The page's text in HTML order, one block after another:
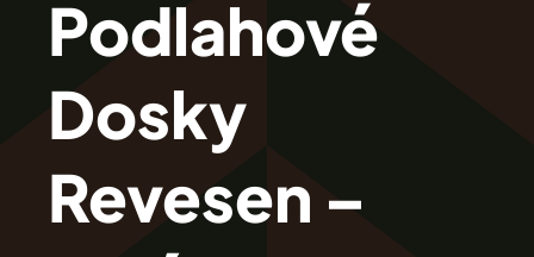
Revesen
Kolekcie
Trieda Podláh
Podlahové
Dosky
Revesen –